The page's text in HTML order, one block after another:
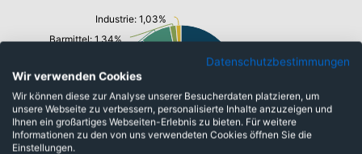
Rohstoffe: 12,89%
Konsumgüter: 11,51%
Barmittel: 1,34%
Industrie: 1,03%
Datenschutzbestimmungen
Wir verwenden Cookies
Wir können diese zur Analyse unserer Besucherdaten platzieren, um
unsere Webseite zu verbessern, personalisierte Inhalte anzuzeigen und
Ihnen ein großartiges Webseiten-Erlebnis zu bieten. Für weitere
Informationen zu den von uns verwendeten Cookies öffnen Sie die
Einstellungen.